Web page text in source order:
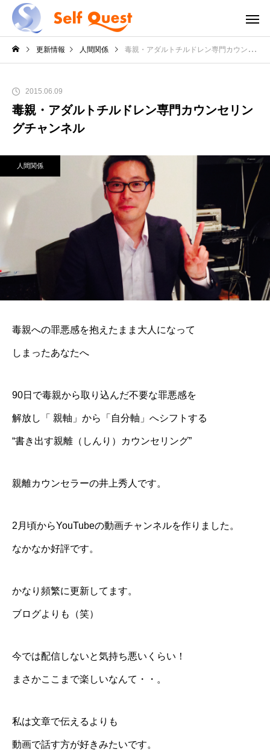
更新情報 人間関係 毒親・アダルトチルドレン専門カウンセリングチャンネル
2015.06.09
毒親・アダルトチルドレン専門カウンセリン
グチャンネル
人間関係
毒親への罪悪感を抱えたまま大人になって
しまったあなたへ
90日で毒親から取り込んだ不要な罪悪感を
解放し「 親軸」から「自分軸」へシフトする
“書き出す親離（しんり）カウンセリング”
親離カウンセラーの井上秀人です。
2月頃からYouTubeの動画チャンネルを作りました。
なかなか好評です。
かなり頻繁に更新してます。
ブログよりも（笑）
今では配信しないと気持ち悪いくらい！
まさかここまで楽しいなんて・・。
私は文章で伝えるよりも
動画で話す方が好きみたいです。